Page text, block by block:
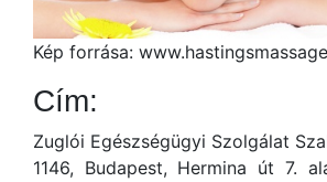
Kép forrása:
Cím:
Zuglói Egészségügyi Szolgálat
1146, Budapest, Hermina út 7.